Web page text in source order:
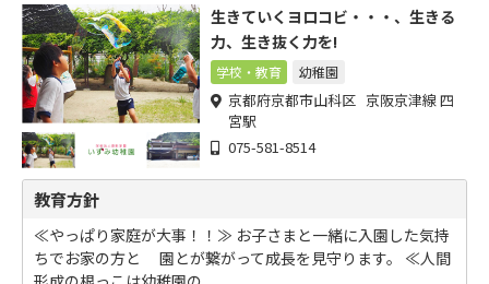
生きていくヨロコビ・・・、生きる
力、生き抜く力を!
学校・教育 幼稚園
京都府京都市山科区 京阪京津線 四
宮駅
075-581-8514
教育方針
≪やっぱり家庭が大事！！≫ お子さまと一緒に入園した気持
ちでお家の方と 園とが繋がって成長を見守ります。 ≪人間